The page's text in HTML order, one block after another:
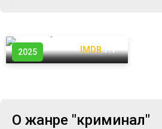
2025
КП7.6 IMDB7.1
О жанре "криминал"